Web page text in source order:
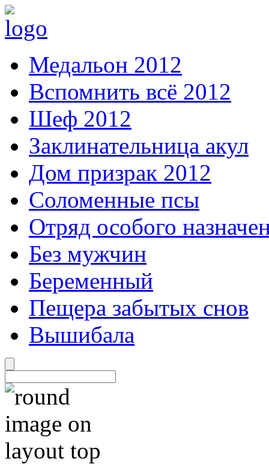
Медальон 2012
Вспомнить всё 2012
Шеф 2012
Заклинательница акул
Дом призрак 2012
Соломенные псы
Отряд особого
Без мужчин
Беременный
Пещера забытых снов
Вышибала